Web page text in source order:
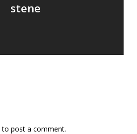
stene
to post a comment.